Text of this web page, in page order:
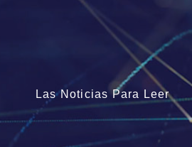
Las Noticias Para Leer